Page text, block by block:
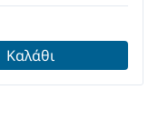
Καλάθι